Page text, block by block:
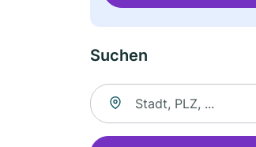
Suchen
Suche nach Ort